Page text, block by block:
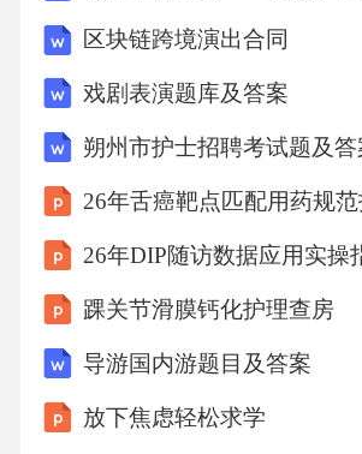
鼓励患者表达感受，耐心倾听并
动家属支持，共同促进患者康复
择题1.A2.A3.D4.B5.B6.C7.
区块链跨境演出合同
戏剧表演题库及答案
朔州市护士招聘考试题及答
26年舌癌靶点匹配用药规范
26年DIP随访数据应用实操
踝关节滑膜钙化护理查房
导游国内游题目及答案
放下焦虑轻松求学